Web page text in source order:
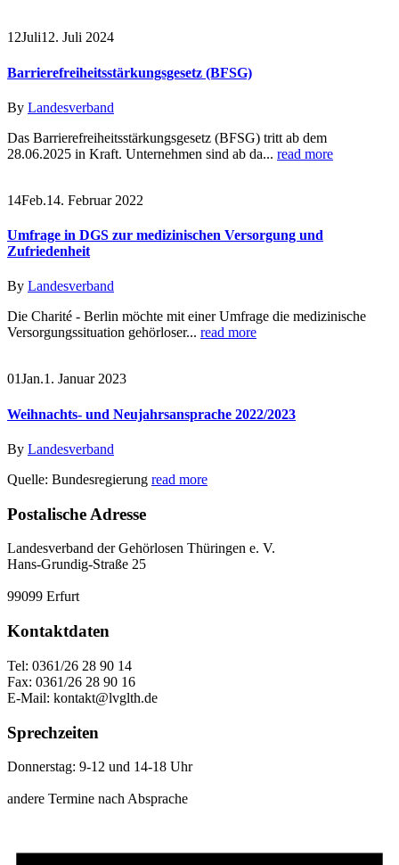
12Juli12. Juli 2024
Barrierefreiheitsstärkungsgesetz (BFSG)
By Landesverband
Das Barrierefreiheitsstärkungsgesetz (BFSG) tritt ab dem
28.06.2025 in Kraft. Unternehmen sind ab da... read more
14Feb.14. Februar 2022
Umfrage in DGS zur medizinischen Versorgung und
Zufriedenheit
By Landesverband
Die Charité - Berlin möchte mit einer Umfrage die medizinische
Versorgungssituation gehörloser... read more
01Jan.1. Januar 2023
Weihnachts- und Neujahrsansprache 2022/2023
By Landesverband
Quelle: Bundesregierung read more
Postalische Adresse
Landesverband der Gehörlosen Thüringen e. V.
Hans-Grundig-Straße 25
99099 Erfurt
Kontaktdaten
Tel: 0361/26 28 90 14
Fax: 0361/26 28 90 16
E-Mail: kontakt@lvglth.de
Sprechzeiten
Donnerstag: 9-12 und 14-18 Uhr
andere Termine nach Absprache